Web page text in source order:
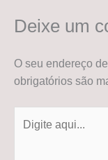
Deixe um
O seu endereço
obrigatórios são
aqui...